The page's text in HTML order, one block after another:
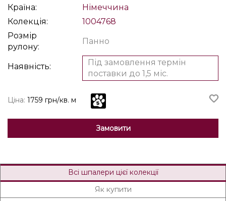
Країна:
Німеччина
Колекція:
1004768
Розмір
рулону:
Панно
Наявність:
Під замовлення термін
поставки до 1,5 міс.
Ціна: 1759 грн/кв. м
Замовити
Всі шпалери цієї колекції
Як купити